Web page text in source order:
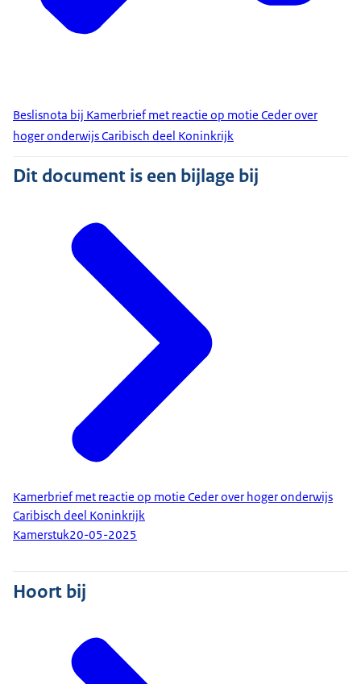
Beslisnota bij Kamerbrief met reactie op motie Ceder over
hoger onderwijs Caribisch deel Koninkrijk
Dit document is een bijlage bij
Kamerbrief met reactie op motie Ceder over hoger onderwijs
Caribisch deel Koninkrijk
Kamerstuk20-05-2025
Hoort bij